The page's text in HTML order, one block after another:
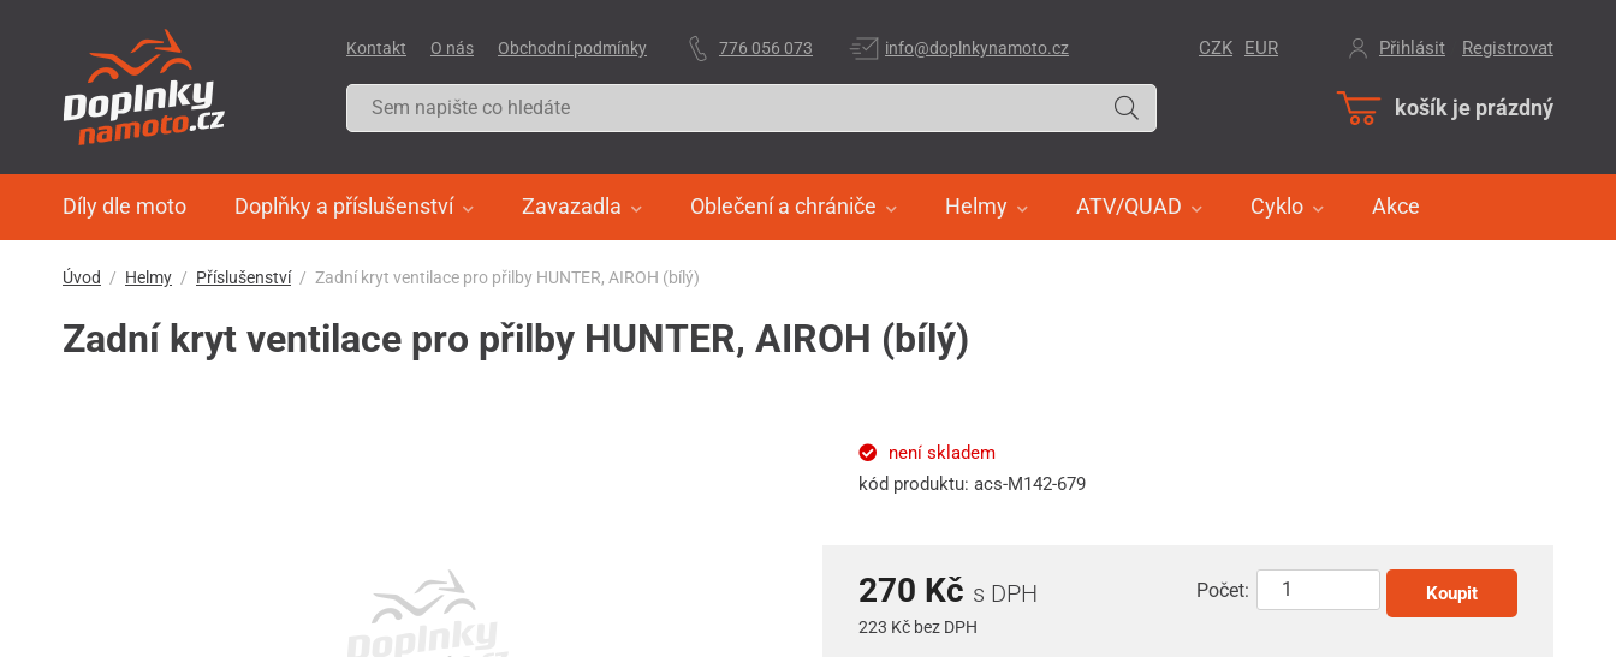
košík je prázdný
Díly dle moto Doplňky a příslušenství Zavazadla Oblečení a chrániče Helmy ATV/QUAD Cyklo Akce
CZK EUR Přihlásit Registrovat
Kontakt O nás Obchodní podmínky 776 056 073 info@doplnkynamoto.cz
Úvod Helmy Příslušenství Zadní kryt ventilace pro přilby HUNTER, AIROH (bílý)
Zadní kryt ventilace pro přilby HUNTER, AIROH (bílý)
není skladem
kód produktu: acs-M142-679
270 Kč s DPH
223 Kč bez DPH
Počet: Koupit